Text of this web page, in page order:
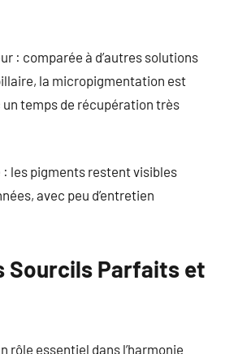
: comparée à d’autres solutions
la micropigmentation est
un temps de récupération très
les pigments restent visibles
avec peu d’entretien
Sourcils Parfaits et
rôle essentiel dans l’harmonie